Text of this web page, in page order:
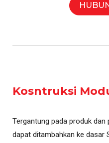
Kosntruksi
Tergantung pada produk
dapat ditambahkan ke dasar